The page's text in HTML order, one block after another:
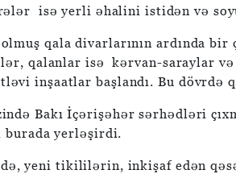
isə yerli əhalini istidən və
qala divarlarının ardında
qalanlar isə kərvan-saraylar
inşaatlar başlandı. Bu dövrdə
Bakı İçərişəhər sərhədləri
burada yerləşirdi.
yeni tikililərin, inkişaf edən